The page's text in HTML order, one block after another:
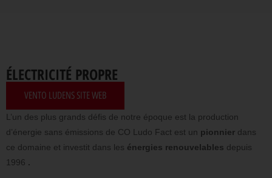
ÉLECTRICITÉ PROPRE
VENTO LUDENS SITE WEB
L’un des plus grands défis de notre époque est la production
d’énergie sans émissions de CO Ludo Fact est un pionnier dans
ce domaine et investit dans les énergies renouvelables depuis
1996 .